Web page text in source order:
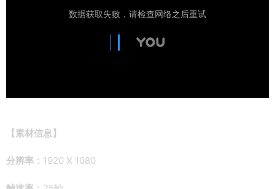
【素材信息】
分辨率： 1920 X 1080